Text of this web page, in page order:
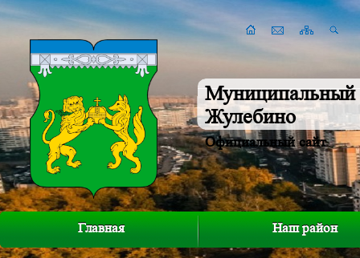
Муниципальный
Жулебино
Официальный сайт
Главная Наш район